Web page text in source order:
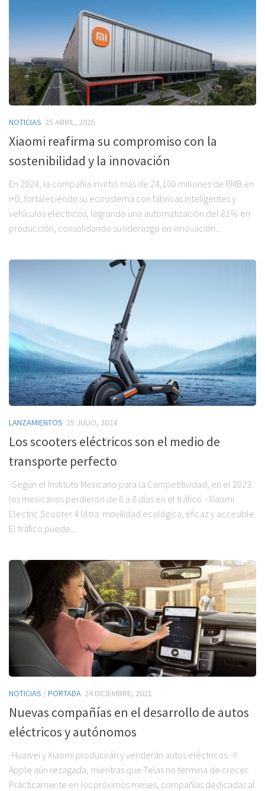
NOTICIAS 25 ABRIL, 2025
Xiaomi reafirma su compromiso con la
sostenibilidad y la innovación
En 2024, la compañía invirtió más de 24,100 millones de RMB en
I+D, fortaleciendo su ecosistema con fábricas inteligentes y
vehículos eléctricos, logrando una automatización del 81% en
producción, consolidando su liderazgo en innovación...
LANZAMIENTOS 25 JULIO, 2024
Los scooters eléctricos son el medio de
transporte perfecto
-Según el Instituto Mexicano para la Competitividad, en el 2023
los mexicanos perdieron de 6 a 8 días en el tráfico. -Xiaomi
Electric Scooter 4 Ultra: movilidad ecológica, eficaz y accesible.
El tráfico puede...
NOTICIAS /PORTADA 24 DICIEMBRE, 2021
Nuevas compañías en el desarrollo de autos
eléctricos y autónomos
-Huawei y Xiaomi producirán y venderán autos eléctricos. -Y
Apple aún rezagada, mientras que Telas no termina de crecer.
Prácticamente en los próximos meses, compañías dedicadas al